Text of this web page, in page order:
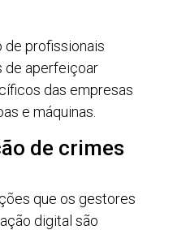
de profissionais
de aperfeiçoar
das empresas
e máquinas.
de crimes
que os gestores
digital são